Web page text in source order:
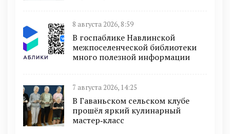
8 августа 2026, 8:59
В госпаблике Навлинской
межпоселенческой библиотеки
много полезной информации
7 августа 2026, 14:25
В Гаваньском сельском клубе
прошёл яркий кулинарный
мастер‑класс